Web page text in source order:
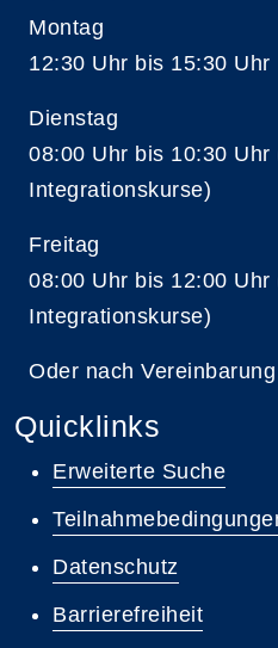
Montag
12:30 Uhr bis 15:30 Uhr
Dienstag
08:00 Uhr bis 10:30 Uhr
Integrationskurse)
Freitag
08:00 Uhr bis 12:00 Uhr
Integrationskurse)
Oder nach Vereinbarung
Quicklinks
Erweiterte Suche
Datenschutz
Barrierefreiheit